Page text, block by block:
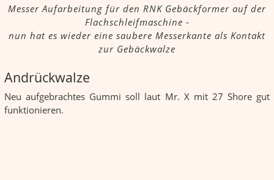
Messer Aufarbeitung für den RNK Gebäckformer auf der
Flachschleifmaschine -
nun hat es wieder eine saubere Messerkante als Kontakt
zur Gebäckwalze
Andrückwalze
Neu aufgebrachtes Gummi soll laut Mr. X mit 27 Shore gut
funktionieren.